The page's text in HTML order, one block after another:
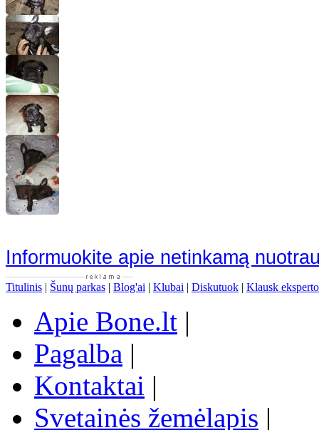
Informuokite apie netinkamą
Titulinis | Šunų parkas | Blog'ai | Klubai | Diskutuok | Klausk eksperto
Apie Bone.lt |
Pagalba |
Kontaktai |
Svetainės žemėlapis |